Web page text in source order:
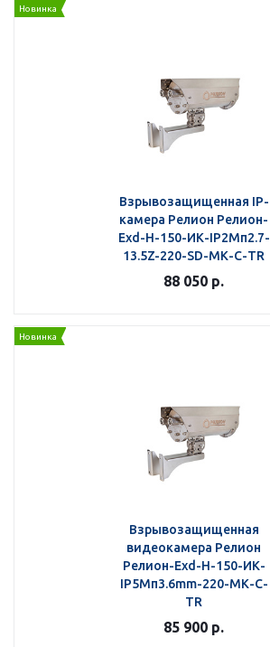
Новинка
Взрывозащищенная IP-
камера Релион Релион-
Exd-Н-150-ИК-IP2Мп2.7-
13.5Z-220-SD-МК-С-TR
88 050 р.
Новинка
Взрывозащищенная
видеокамера Релион
Релион-Exd-Н-150-ИК-
IP5Мп3.6mm-220-МК-С-
TR
85 900 р.